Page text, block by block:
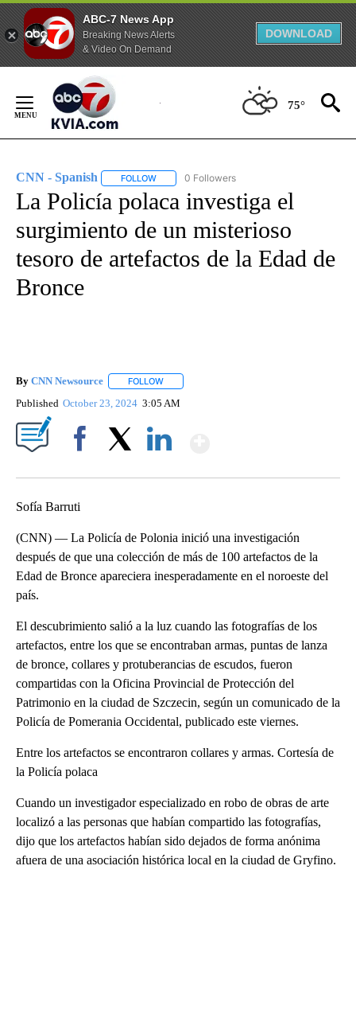
ABC-7 News App
Breaking News Alerts
& Video On Demand
DOWNLOAD
Content
75°
CNN - Spanish FOLLOW FOLLOW "CNN - SPANISH" TO RECEIVE
0 Followers
La Policía polaca investiga el
surgimiento de un misterioso
tesoro de artefactos de la Edad de
Bronce
By CNN Newsource FOLLOW
Published October 23, 2024 3:05 AM
Sofía Barruti
(CNN) — La Policía de Polonia inició una investigación
después de que una colección de más de 100 artefactos de la
Edad de Bronce apareciera inesperadamente en el noroeste del
país.
El descubrimiento salió a la luz cuando las fotografías de los
artefactos, entre los que se encontraban armas, puntas de lanza
de bronce, collares y protuberancias de escudos, fueron
compartidas con la Oficina Provincial de Protección del
Patrimonio en la ciudad de Szczecin, según un comunicado de la
Policía de Pomerania Occidental, publicado este viernes.
Entre los artefactos se encontraron collares y armas. Cortesía de
la Policía polaca
Cuando un investigador especializado en robo de obras de arte
localizó a las personas que habían compartido las fotografías,
dijo que los artefactos habían sido dejados de forma anónima
afuera de una asociación histórica local en la ciudad de Gryfino.